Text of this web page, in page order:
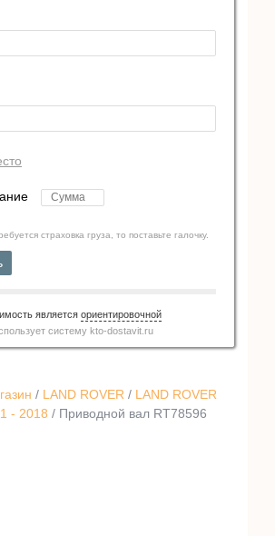
/ LAND ROVER / LAND ROVER
- 2018 / Приводной вал RT78596
страховка груза, то поставьте галочку.
является ориентировочной
систему kto-dostavit.ru